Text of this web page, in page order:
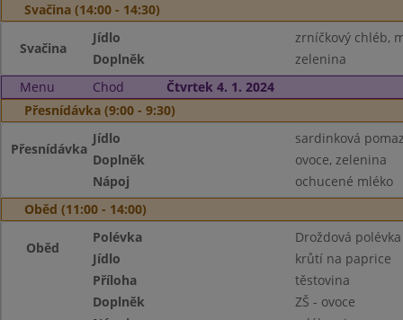
Svačina (14:00 - 14:30)
Svačina
Jídlo
zrníčkový chléb,
Doplněk
zelenina
Menu
Chod
Čtvrtek 4. 1. 2024
Přesnídávka (9:00 - 9:30)
Přesnídávka
Jídlo
sardinková
Doplněk
ovoce, zelenina
Nápoj
ochucené mléko
Oběd (11:00 - 14:00)
Oběd
Polévka
Droždová
Jídlo
krůtí na paprice
Příloha
těstovina
Doplněk
ZŠ - ovoce